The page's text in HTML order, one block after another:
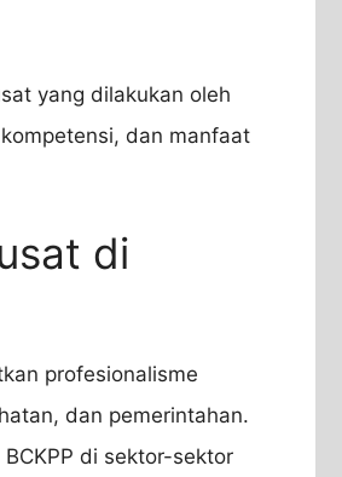
yang dilakukan oleh
dan manfaat
di
profesionalisme
dan pemerintahan.
BCKPP di sektor-sektor